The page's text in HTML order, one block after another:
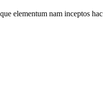
elementum nam inceptos hac